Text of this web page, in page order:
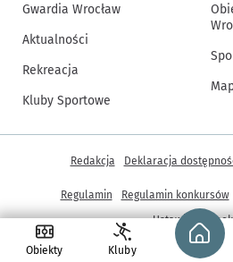
Obiekty Kluby
Gwardia Wrocław
Aktualności
Rekreacja
Kluby Sportowe
© Copyright 2005-2026, ARAW
Inne informacje
Redakcja Deklaracja
Regulamin Regulamin konkursów
Ustawienia